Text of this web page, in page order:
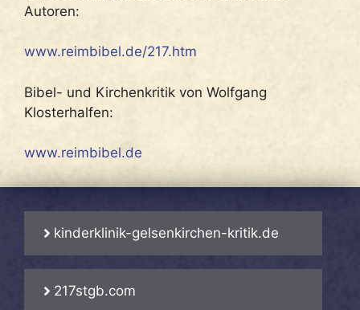
Autoren:
www.reimbibel.de/217.htm
Bibel- und Kirchenkritik von Wolfgang
Klosterhalfen:
www.reimbibel.de
kinderklinik-gelsenkirchen-kritik.de
217stgb.com